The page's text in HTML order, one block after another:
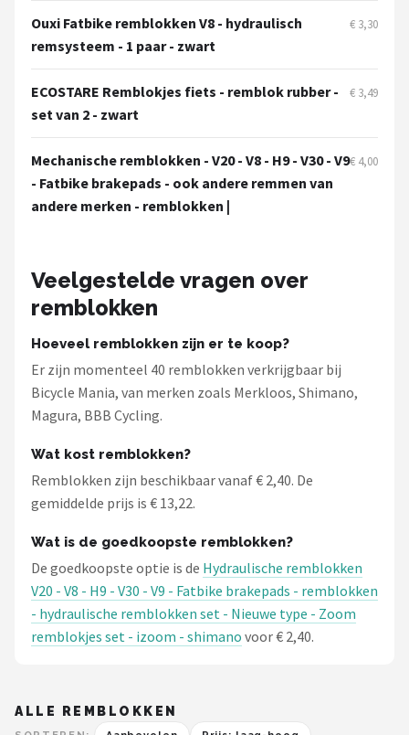
AXA
New Looxs
BBB Cycling
Schwalbe
Shimano
Cortina
Ouxi Fatbike remblokken V8 - hydraulisch
remsysteem - 1 paar - zwart
€ 3,30
ECOSTARE Remblokjes fiets - remblok rubber -
set van 2 - zwart
€ 3,49
Mechanische remblokken - V20 - V8 - H9 - V30 - V9
- Fatbike brakepads - ook andere remmen van
andere merken - remblokken |
€ 4,00
Veelgestelde vragen over
remblokken
Hoeveel remblokken zijn er te koop?
Er zijn momenteel 40 remblokken verkrijgbaar bij
Bicycle Mania, van merken zoals Merkloos, Shimano,
Magura, BBB Cycling.
Wat kost remblokken?
Remblokken zijn beschikbaar vanaf € 2,40. De
gemiddelde prijs is € 13,22.
Wat is de goedkoopste remblokken?
De goedkoopste optie is de Hydraulische remblokken
V20 - V8 - H9 - V30 - V9 - Fatbike brakepads - remblokken
- hydraulische remblokken set - Nieuwe type - Zoom
remblokjes set - izoom - shimano voor € 2,40.
ALLE REMBLOKKEN